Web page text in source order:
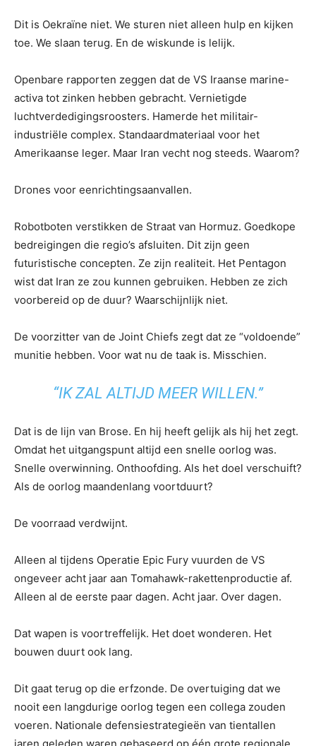
Dit is Oekraïne niet. We sturen niet alleen hulp en kijken
toe. We slaan terug. En de wiskunde is lelijk.
Openbare rapporten zeggen dat de VS Iraanse marine-
activa tot zinken hebben gebracht. Vernietigde
luchtverdedigingsroosters. Hamerde het militair-
industriële complex. Standaardmateriaal voor het
Amerikaanse leger. Maar Iran vecht nog steeds. Waarom?
Drones voor eenrichtingsaanvallen.
Robotboten verstikken de Straat van Hormuz. Goedkope
bedreigingen die regio’s afsluiten. Dit zijn geen
futuristische concepten. Ze zijn realiteit. Het Pentagon
wist dat Iran ze zou kunnen gebruiken. Hebben ze zich
voorbereid op de duur? Waarschijnlijk niet.
De voorzitter van de Joint Chiefs zegt dat ze “voldoende”
munitie hebben. Voor wat nu de taak is. Misschien.
“IK ZAL ALTIJD MEER WILLEN.”
Dat is de lijn van Brose. En hij heeft gelijk als hij het zegt.
Omdat het uitgangspunt altijd een snelle oorlog was.
Snelle overwinning. Onthoofding. Als het doel verschuift?
Als de oorlog maandenlang voortduurt?
De voorraad verdwijnt.
Alleen al tijdens Operatie Epic Fury vuurden de VS
ongeveer acht jaar aan Tomahawk-rakettenproductie af.
Alleen al de eerste paar dagen. Acht jaar. Over dagen.
Dat wapen is voortreffelijk. Het doet wonderen. Het
bouwen duurt ook lang.
Dit gaat terug op die erfzonde. De overtuiging dat we
nooit een langdurige oorlog tegen een collega zouden
voeren. Nationale defensiestrategieën van tientallen